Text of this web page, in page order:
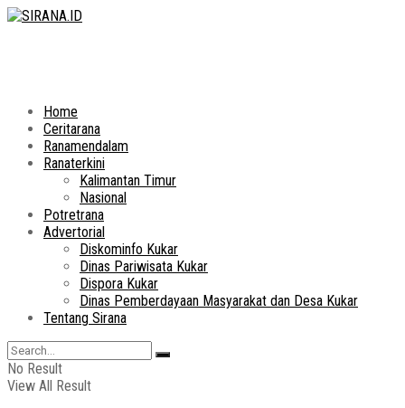
Home
Ceritarana
Ranamendalam
Ranaterkini
Kalimantan Timur
Nasional
Potretrana
Advertorial
Diskominfo Kukar
Dinas Pariwisata Kukar
Dispora Kukar
Dinas Pemberdayaan Masyarakat dan Desa Kukar
Tentang Sirana
No Result
View All Result